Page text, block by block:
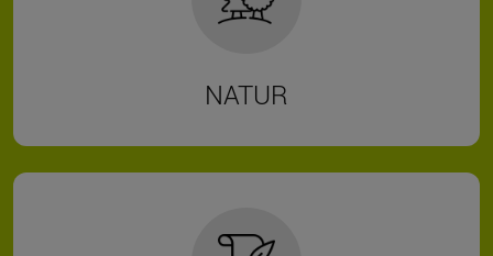
NATUR